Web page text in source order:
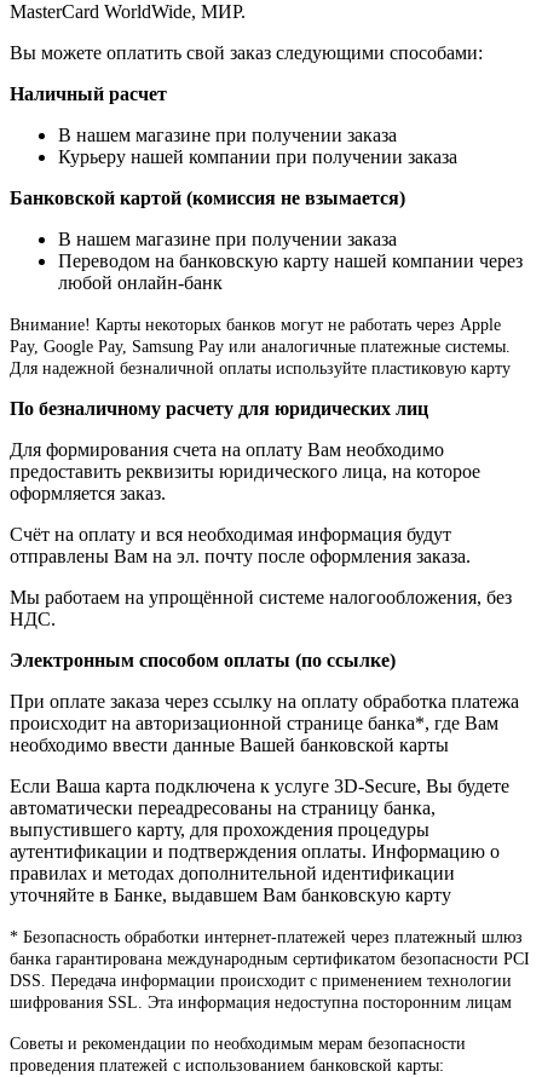
MasterCard WorldWide, МИР.
Вы можете оплатить свой заказ следующими способами:
Наличный расчет
В нашем магазине при получении заказа
Курьеру нашей компании при получении заказа
Банковской картой (комиссия не взымается)
В нашем магазине при получении заказа
Переводом на банковскую карту нашей компании через
любой онлайн-банк
Внимание! Карты некоторых банков могут не работать через Apple
Pay, Google Pay, Samsung Pay или аналогичные платежные системы.
Для надежной безналичной оплаты используйте пластиковую карту
По безналичному расчету для юридических лиц
Для формирования счета на оплату Вам необходимо
предоставить реквизиты юридического лица, на которое
оформляется заказ.
Счёт на оплату и вся необходимая информация будут
отправлены Вам на эл. почту после оформления заказа.
Мы работаем на упрощённой системе налогообложения, без
НДС.
Электронным способом оплаты (по ссылке)
При оплате заказа через ссылку на оплату обработка платежа
происходит на авторизационной странице банка*, где Вам
необходимо ввести данные Вашей банковской карты
Если Ваша карта подключена к услуге 3D-Secure, Вы будете
автоматически переадресованы на страницу банка,
выпустившего карту, для прохождения процедуры
аутентификации и подтверждения оплаты. Информацию о
правилах и методах дополнительной идентификации
уточняйте в Банке, выдавшем Вам банковскую карту
* Безопасность обработки интернет-платежей через платежный шлюз
банка гарантирована международным сертификатом безопасности PCI
DSS. Передача информации происходит с применением технологии
шифрования SSL. Эта информация недоступна посторонним лицам
Советы и рекомендации по необходимым мерам безопасности
проведения платежей с использованием банковской карты: